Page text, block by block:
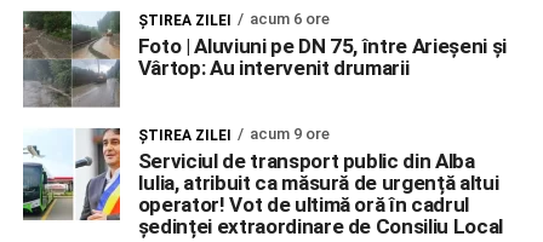
ŞTIREA ZILEI acum 6 ore
Foto | Aluviuni pe DN 75, între Arieșeni și
Vârtop: Au intervenit drumarii
ŞTIREA ZILEI acum 9 ore
Serviciul de transport public din Alba
Iulia, atribuit ca măsură de urgență altui
operator! Vot de ultimă oră în cadrul
ședinței extraordinare de Consiliu Local